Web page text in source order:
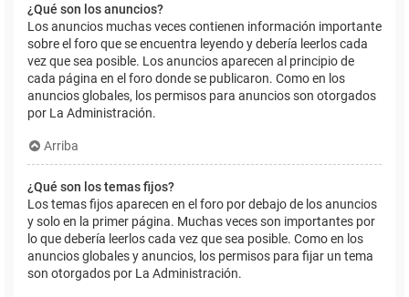
¿Qué son los anuncios?
Los anuncios muchas veces contienen información importante
sobre el foro que se encuentra leyendo y debería leerlos cada
vez que sea posible. Los anuncios aparecen al principio de
cada página en el foro donde se publicaron. Como en los
anuncios globales, los permisos para anuncios son otorgados
por La Administración.
Arriba
¿Qué son los temas fijos?
Los temas fijos aparecen en el foro por debajo de los anuncios
y solo en la primer página. Muchas veces son importantes por
lo que debería leerlos cada vez que sea posible. Como en los
anuncios globales y anuncios, los permisos para fijar un tema
son otorgados por La Administración.